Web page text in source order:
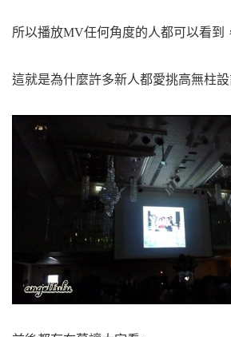
所以播放MV任何角度的人都可以看到
這就是為什麼許多新人都愛挑高無柱